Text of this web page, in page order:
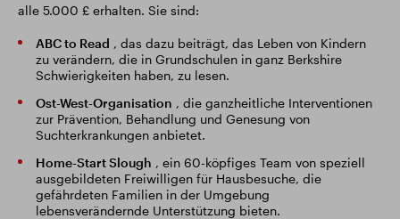
alle 5.000 £ erhalten. Sie sind:
ABC to Read , das dazu beiträgt, das Leben von Kindern
zu verändern, die in Grundschulen in ganz Berkshire
Schwierigkeiten haben, zu lesen.
Ost-West-Organisation , die ganzheitliche Interventionen
zur Prävention, Behandlung und Genesung von
Suchterkrankungen anbietet.
Home-Start Slough , ein 60-köpfiges Team von speziell
ausgebildeten Freiwilligen für Hausbesuche, die
gefährdeten Familien in der Umgebung
lebensverändernde Unterstützung bieten.